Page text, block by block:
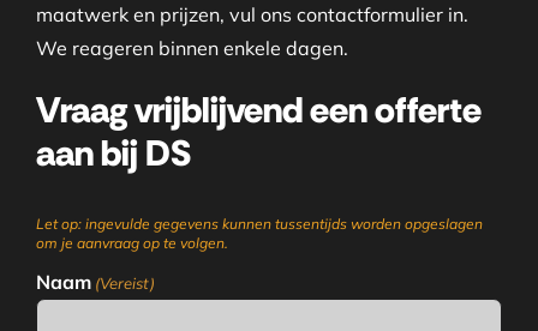
maatwerk en prijzen, vul ons contactformulier in.
We reageren binnen enkele dagen.
Vraag vrijblijvend een offerte
aan bij DS
Let op: ingevulde gegevens kunnen tussentijds worden opgeslagen
om je aanvraag op te volgen.
Naam (Vereist)